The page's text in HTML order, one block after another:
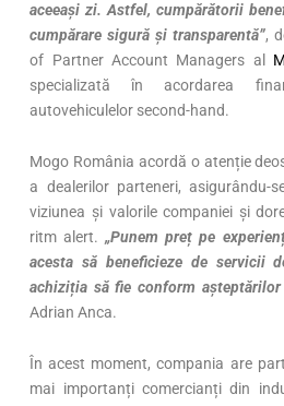
aceeași zi. Astfel, cumpărătorii
cumpărare sigură și transparentă”,
of Partner Account Managers al
specializată în acordarea
autovehiculelor second-hand.
Mogo România acordă o atenție
a dealerilor parteneri, asigurându-
viziunea și valorile companiei și
ritm alert.„Punem preț pe
acesta să beneficieze de servicii
achiziția să fie conform
Adrian Anca.
În acest moment, compania are
mai importanți comercianți din